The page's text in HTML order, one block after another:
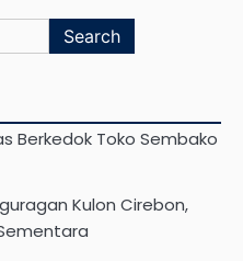
Berkedok Toko Sembako
Kulon Cirebon,